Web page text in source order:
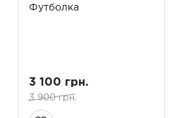
Футболка
3 100 грн.
3 900 грн.